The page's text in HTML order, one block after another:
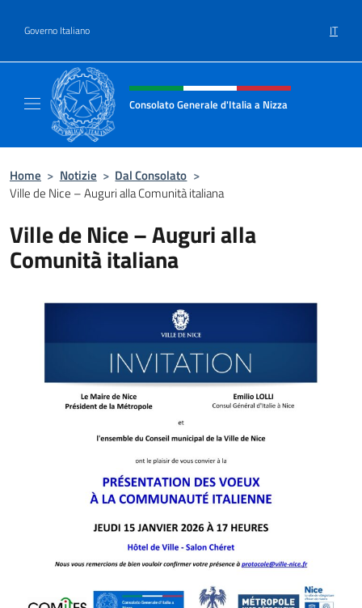
Governo Italiano IT
Intestazione sito, social e menù
Consolato Generale d'Italia a Nizza
Home > Notizie > Dal Consolato >
Ville de Nice – Auguri alla Comunità italiana
Ville de Nice – Auguri alla
Comunità italiana